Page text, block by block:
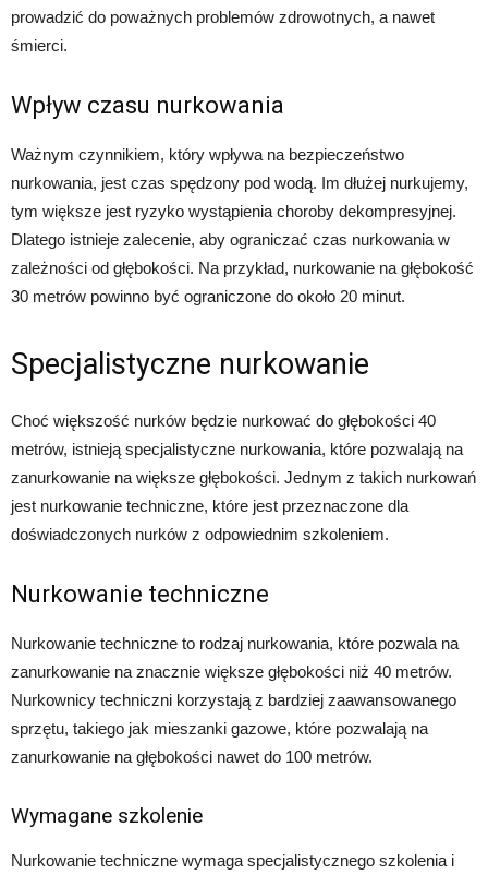
prowadzić do poważnych problemów zdrowotnych, a nawet
śmierci.
Wpływ czasu nurkowania
Ważnym czynnikiem, który wpływa na bezpieczeństwo
nurkowania, jest czas spędzony pod wodą. Im dłużej nurkujemy,
tym większe jest ryzyko wystąpienia choroby dekompresyjnej.
Dlatego istnieje zalecenie, aby ograniczać czas nurkowania w
zależności od głębokości. Na przykład, nurkowanie na głębokość
30 metrów powinno być ograniczone do około 20 minut.
Specjalistyczne nurkowanie
Choć większość nurków będzie nurkować do głębokości 40
metrów, istnieją specjalistyczne nurkowania, które pozwalają na
zanurkowanie na większe głębokości. Jednym z takich nurkowań
jest nurkowanie techniczne, które jest przeznaczone dla
doświadczonych nurków z odpowiednim szkoleniem.
Nurkowanie techniczne
Nurkowanie techniczne to rodzaj nurkowania, które pozwala na
zanurkowanie na znacznie większe głębokości niż 40 metrów.
Nurkownicy techniczni korzystają z bardziej zaawansowanego
sprzętu, takiego jak mieszanki gazowe, które pozwalają na
zanurkowanie na głębokości nawet do 100 metrów.
Wymagane szkolenie
Nurkowanie techniczne wymaga specjalistycznego szkolenia i